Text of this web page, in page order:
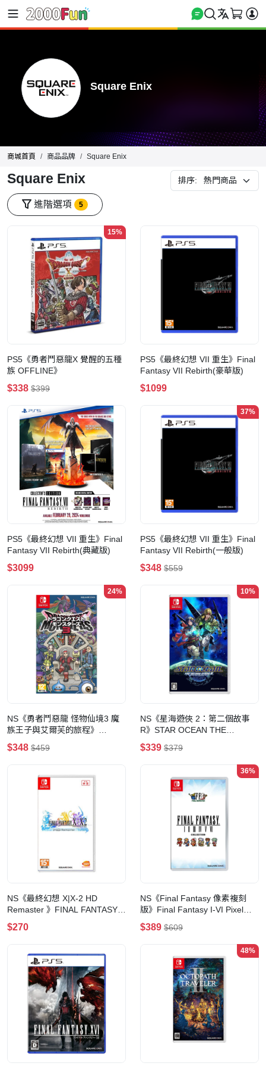
Square Enix
商城首頁 商品品牌 Square Enix
Square Enix 排序:
進階選項 5
15%
PS5《勇者鬥惡龍X 覺醒的五種
族 OFFLINE》
$338 $399
PS5《最終幻想 VII 重生》Final
Fantasy VII Rebirth(豪華版)
$1099
PS5《最終幻想 VII 重生》Final
Fantasy VII Rebirth(典藏版)
$3099
37%
PS5《最終幻想 VII 重生》Final
Fantasy VII Rebirth(一般版)
$348 $559
24%
NS《勇者鬥惡龍 怪物仙境3 魔
族王子與艾爾芙的旅程》
Dragon Quest Monsters: The
Dark Prince
$348 $459
10%
NS《星海遊俠 2：第二個故事
R》STAR OCEAN THE
SECOND STORY
$339 $379
NS《最終幻想 X|X-2 HD
Remaster 》FINAL FANTASY
X/X-2 HD Remaster
$270
36%
NS《Final Fantasy 像素複刻
版》Final Fantasy I-VI Pixel
Remaster(一般版)
$389 $609
48%